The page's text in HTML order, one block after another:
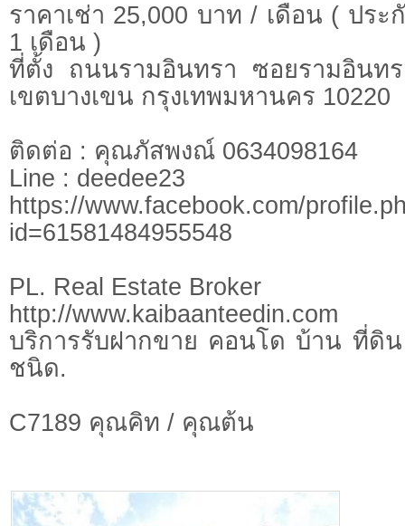
ราคาเช่า 25,000 บาท / เดือน ( ปร
1 เดือน )
ที่ตั้ง ถนนรามอินทรา ซอยรามอินท
เขตบางเขน กรุงเทพมหานคร 10220
ติดต่อ : คุณภัสพงณ์ 0634098164
Line : deedee23
https://www.facebook.com/
id=61581484955548
PL. Real Estate Broker
http://www.kaibaanteedin.com
บริการรับฝากขาย คอนโด บ้าน ที่ดิ
ชนิด.
C7189 คุณคิท / คุณต้น